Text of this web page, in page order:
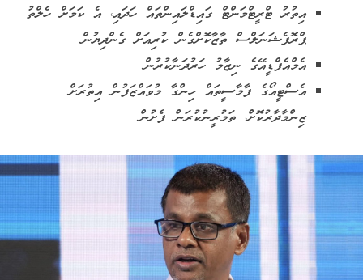
އިތުރު ޓްރީޓްމަންޓް ގައިޑްލައިންތައް ހަދައި، އެ ކަމަށް ހެލްތު
ޕްރޮފެޝަނަލްސް ތާޒާކޮށްގެން ކުރިއަށް ގެންދިޔުން
އެމްއެފްޑީއޭގެ ނިޒާމު ހަރުދަނާކުރުން
އެސްޓީއޯގެ ފާމާސީތައް ހިންގާ މުވައްޒަފުން އިތުރަށް
ޒިންމާދާރުކޮށް، ތަމުރީނުކުރަން ފެށުން